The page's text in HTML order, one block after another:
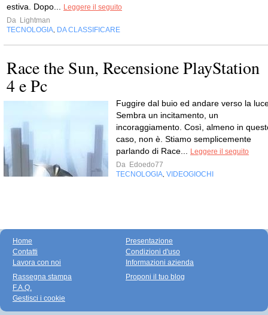
estiva. Dopo...
Leggere il seguito
Da Lightman
TECNOLOGIA DA CLASSIFICARE
Race the Sun, Recensione PlayStation
4 e Pc
Fuggire dal buio ed andare verso la
Sembra un incitamento, un
incoraggiamento. Così, almeno in
caso, non è. Stiamo semplicemente
parlando di Race...
Leggere il seguito
Da Edoedo77
TECNOLOGIA VIDEOGIOCHI
Home
Contatti
Lavora con noi
Presentazione
Condizioni d'uso
Informazioni azienda
Rassegna stampa
F.A.Q.
Gestisci i cookie
Proponi il tuo blog